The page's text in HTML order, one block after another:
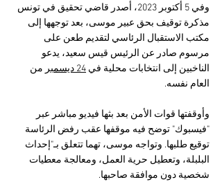
وفي 5 أكتوبر 2023، أصدر قاضي تحقيق في تونس
مذكرة توقيف بحق عبير موسى، بعد توجهها إلى
مكتب الاستقبال الرئاسي لتقديم طعن على
مرسوم صادر عن الرئيس قيس سعيد، يدعو
الناخبين إلى انتخابات محلية في 24 ديسمبر
من
العام نفسه.
وأوقفتها قوات الأمن بعد بثها فيديو مباشر عبر
"فيسبوك" توضح فيه موقفها عقب رفض الرئاسة
توقيع طلبها. وتواجه موسى، تهما تتعلق بـ"إحداث
البلبلة، وتعطيل حرية العمل، ومعالجة معطيات
شخصية دون موافقة صاحبها.